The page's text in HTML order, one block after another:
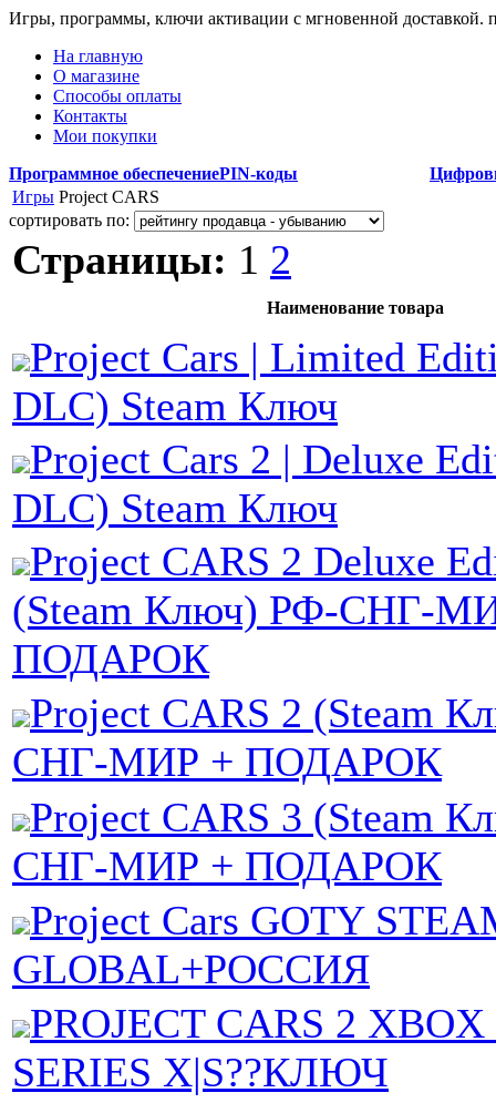
Игры, программы, ключи активации с мгновенной доставкой.
На главную
О магазине
Способы оплаты
Контакты
Мои покупки
Программное обеспечениеPIN-коды
Игры Project CARS
сортировать по:
Страницы: 1 2
Наименование товара
Project Cars | Limited
DLC) Steam Ключ
Project Cars 2 | Deluxe
DLC) Steam Ключ
Project CARS 2 Deluxe
(Steam Ключ) РФ-СНГ-
ПОДАРОК
Project CARS 2 (Steam
СНГ-МИР + ПОДАРОК
Project CARS 3 (Steam
СНГ-МИР + ПОДАРОК
Project Cars GOTY
GLOBAL+РОССИЯ
PROJECT CARS 2
SERIES X|S??КЛЮЧ